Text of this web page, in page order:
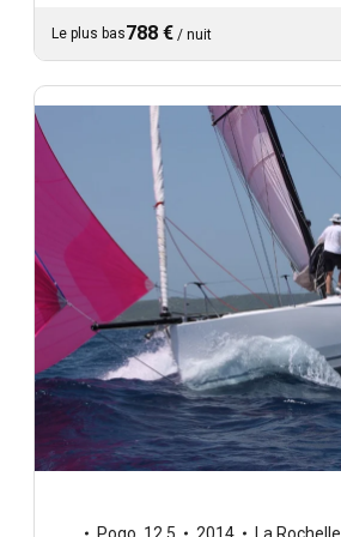
Le plus bas788 € / nuit
Pogo 12.5 2014 La Rochelle